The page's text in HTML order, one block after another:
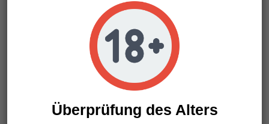
Die Wirkung setzt kräftig ein. Zuerst entspannt sich der
Geist. Die Gedanken werden langsamer. Anschließend folgt
der Körper. Tief. Erdend.
Stark und lang anhaltend
eine dicke Decke eingehüllt zu werden, während die
Außenwelt verschwindet.
Unserer Meinung nach gehört Mendo Frost Auto zu den
schwereren Sorten. Perfekt für den Abend. Perfekt zum
Abschalten. Wir mögen sie besonders dann, wenn man
Überprüfung des Alters